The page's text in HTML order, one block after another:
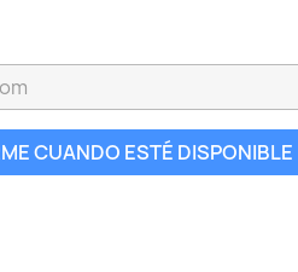
CUANDO ESTÉ DISPONIBLE